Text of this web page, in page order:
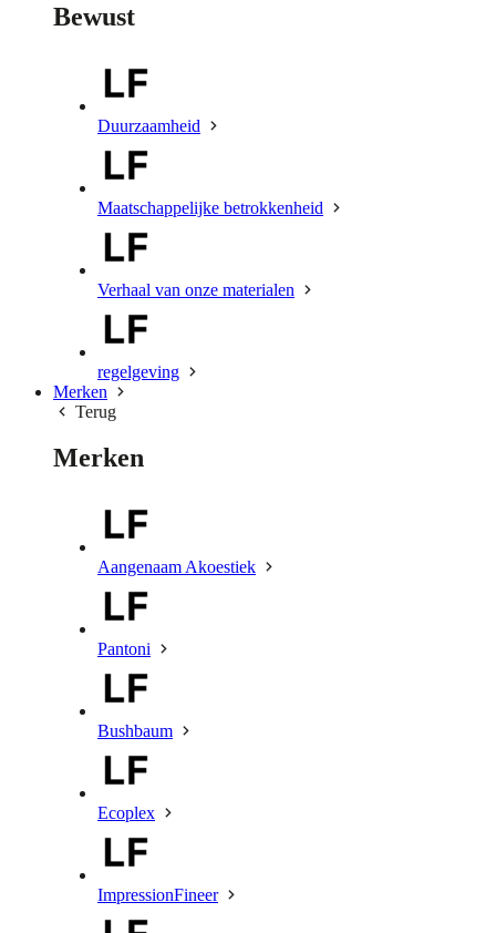
Bewust
Duurzaamheid
Maatschappelijke betrokkenheid
Verhaal van onze materialen
regelgeving
Merken
Terug
Merken
Aangenaam Akoestiek
Pantoni
Bushbaum
Ecoplex
ImpressionFineer